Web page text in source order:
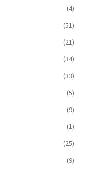
(4)
(51)
(21)
(34)
(33)
(5)
(9)
(1)
(25)
(9)